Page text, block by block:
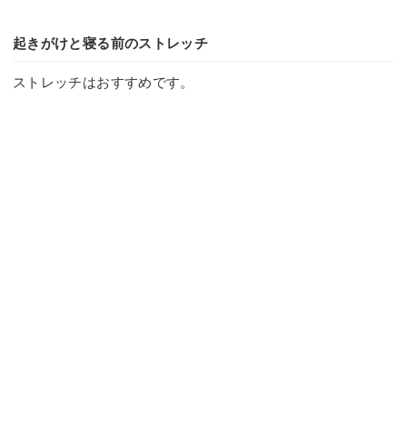
起きがけと寝る前のストレッチ
ストレッチはおすすめです。